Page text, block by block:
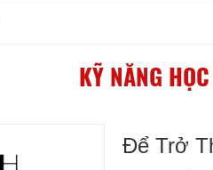
KỸ NĂNG
Để Trở